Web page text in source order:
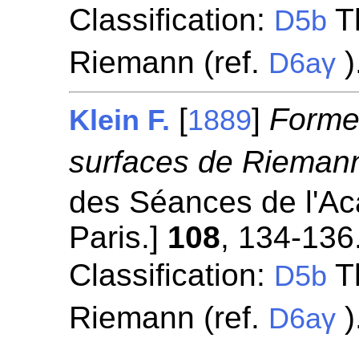
Classification: D5b
Riemann (ref. D6aγ
Klein F. [1889]
surfaces de
des Séances de
Paris.] 108, 134-
Classification: D5b
Riemann (ref. D6aγ